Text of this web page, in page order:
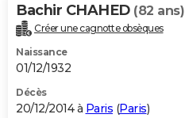
Bachir CHAHED (82 ans)
Créer une cagnotte obsèques
Naissance
01/12/1932
Décès
20/12/2014 à Paris (Paris)